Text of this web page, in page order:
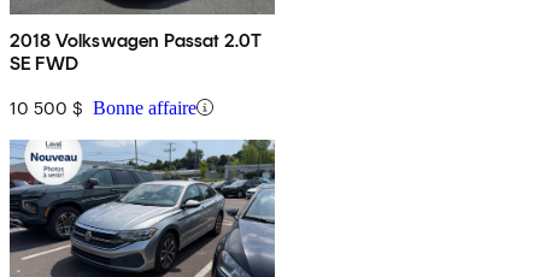
2018 Volkswagen Passat 2.0T
SE FWD
10 500 $ Bonne affaire